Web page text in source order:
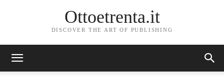
Ottoetrenta.it
DISCOVER THE ART OF PUBLISHING